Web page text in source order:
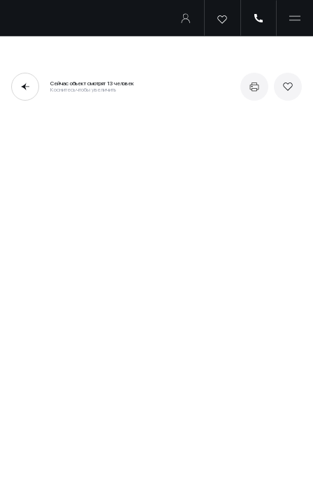
Сейчас объект смотрят13 человек
Коснитесь чтобы увеличить